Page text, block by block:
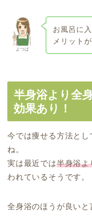
よつば
お風呂に
メリット
半身浴より全
効果あり！
今では痩せる方法とし
ね。
実は最近では半身浴よ
われているそうです。
全身浴のほうが良い